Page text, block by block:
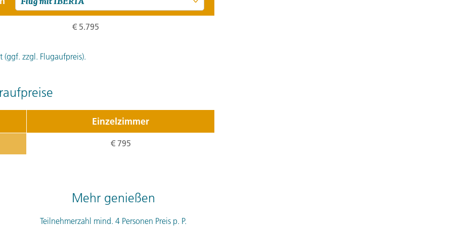
Festung wurde im 12. Jahrhundert von den Atacameños erbaut und später von
den Inka weiter befestigt. Im Jahr 1540 wurde sie von den Spaniern
eingenommen. Von der Festung aus hat man einen schönen Blick auf San
des Kontinents, erwartet uns am Nachmittag. Mit etwas Glück sehen wir, wie
€ 5.795
(ggf. zzgl. Flugaufpreis).
Einzelzimmer
€ 795
Mehr genießen
Teilnehmerzahl mind. 4 Personen Preis p. P.